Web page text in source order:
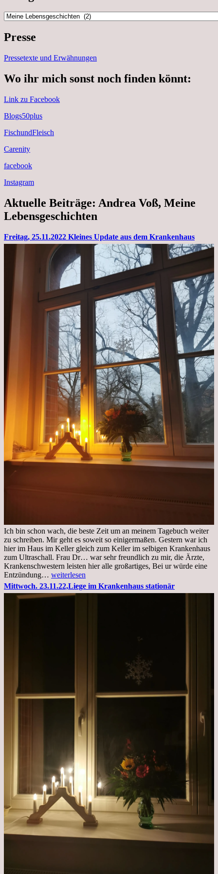
Kategorien
Presse
Pressetexte und Erwähnungen
Wo ihr mich sonst noch finden könnt:
Link zu Facebook
Blogs50plus
FischundFleisch
Carenity
facebook
Instagram
Aktuelle Beiträge: Andrea Voß, Meine
Lebensgeschichten
Freitag, 25.11.2022 Kleines Update aus dem Krankenhaus
Ich bin schon wach, die beste Zeit um an meinem Tagebuch weiter
zu schreiben. Mir geht es soweit so einigermaßen. Gestern war ich
hier im Haus im Keller gleich zum Keller im selbigen Krankenhaus
zum Ultraschall. Frau Dr… war sehr freundlich zu mir, die Ärzte,
Krankenschwestern leisten hier alle großartiges, Bei ur würde eine
Entzündung… Freitag,
25.11.2022
Kleines
weiterlesen
Mittwoch. 23.11.22,Liege im Krankenhaus stationär